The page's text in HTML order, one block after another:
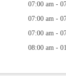
07:00 am -
07:00 am -
07:00 am -
08:00 am -